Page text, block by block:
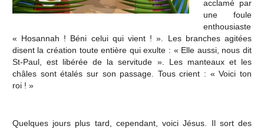
acclamé par
une foule
enthousiaste
« Hosannah ! Béni celui qui vient ! ». Les branches agitées
disent la création toute entière qui exulte : « Elle aussi, nous dit
St-Paul, est libérée de la servitude ». Les manteaux et les
châles sont étalés sur son passage. Tous crient : « Voici ton
roi ! »
Quelques jours plus tard, cependant, voici Jésus. Il sort des